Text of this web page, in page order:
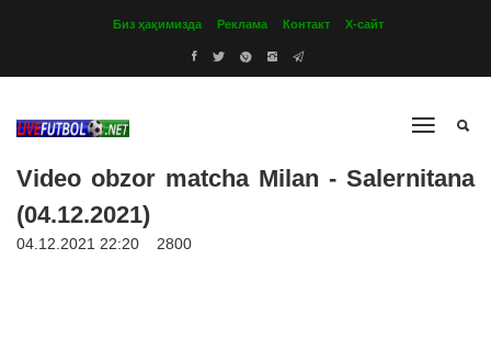
Биз ҳақимизда Реклама Контакт Х-сайт
Video obzor matcha Milan - Salernitana
(04.12.2021)
04.12.2021 22:20 2800